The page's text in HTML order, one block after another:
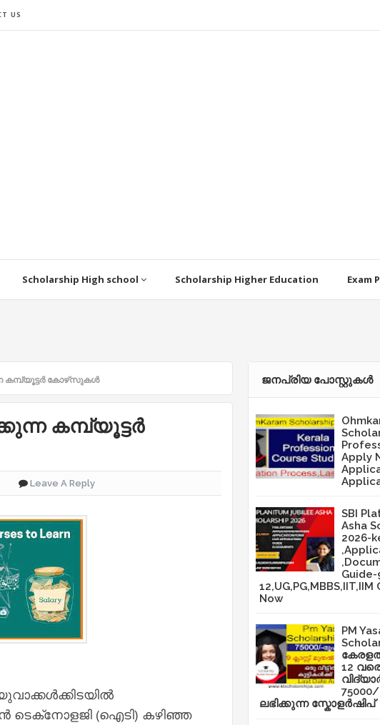
US
Scholarship High school Scholarship Higher Education Exam
കമ്പ്യൂട്ടർ കോഴ്‌സുകൾ
കമ്പ്യൂട്ടർ
Leave A Reply
ടെക്‌നോളജി (ഐടി) കഴിഞ്ഞ
ജനപ്രിയ പോസ്റ്റുകള്‍‌
Apply
SBI
Asha
2026-
Guide-
Now
PM
12
ലഭിക്കുന്ന സ്കോളർഷിപ്